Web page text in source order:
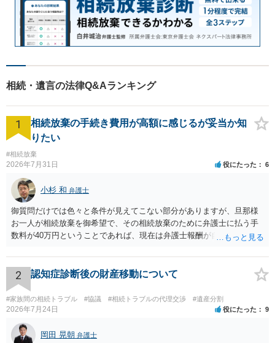
相続・遺言の法律Q&Aランキング
1
相続放棄の手続き費用が高額に感じるが妥当か知
りたい
#相続放棄
2026年7月31日 役にたった 6
小杉 和 弁護士
御質問だけでは色々と条件が見えてこない部分がありますが、旦那様
お一人が相続放棄を御希望で、その相続放棄のために弁護士に払う手
数料が40万円ということであれば、現在は弁護士報酬が自由化されて
です。 ただ、弁護士に払う手数料とは別に戸籍の用意に一定の実費が
かかることになりますので、その費用も支払うべきものとして頭に置
いておいてください。 話を元に戻して、弁護士に対する手数料です
が、旦那様の収入や財産にもよりますが、法テラスに御連絡なさって
弁護士との相談を予約して受任してもらうのが一番安上がりでしょ
う。数万円でやってくれるはずです。 ただ、法テラスは予約が取りづ
らい（希望者が多く予約できてもしばらく先になる）ようですので、
2 認知症診断後の財産移動について
#家族間の相続トラブル #協議 #相続トラブルの代理交渉 #遺産分割
2026年7月24日 役にたった 9
岡田 晃朝 弁護士